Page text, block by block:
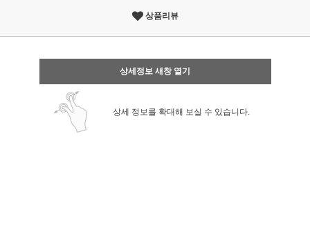
상품리뷰
상세정보 새창 열기
상세 정보를 확대해 보실 수 있습니다.